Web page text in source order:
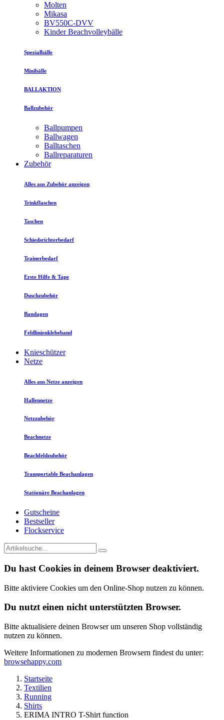
Molten
Mikasa
BV550C-DVV
Kinder Beachvolleybälle
Spezialbälle
Minibälle
BALLAKTION
Ballzubehör
Ballpumpen
Ballwagen
Balltaschen
Ballreparaturen
Zubehör
Alles aus Zubehör anzeigen
Trinkflaschen
Taschen
Schiedsrichterbedarf
Trainerbedarf
Erste Hilfe & Tape
Duschzubehör
Bandagen
Feldlinienklebeband
Knieschützer
Netze
Alles aus Netze anzeigen
Hallennetze
Netzzubehör
Beachnetze
Beachfeldzubehör
Transportable Beachanlagen
Stationäre Beachanlagen
Gutscheine
Bestseller
Flockservice
Du hast Cookies in deinem Browser deaktiviert.
Bitte aktiviere Cookies um den Online-Shop nutzen zu können.
Du nutzt einen nicht unterstützten Browser.
Bitte aktualisiere deinen Browser um unseren Shop vollständig
nutzen zu können.
Weitere Informationen zu modernen Browsern findest du unter:
browsehappy.com
Startseite
Textilien
Running
Shirts
ERIMA INTRO T-Shirt function